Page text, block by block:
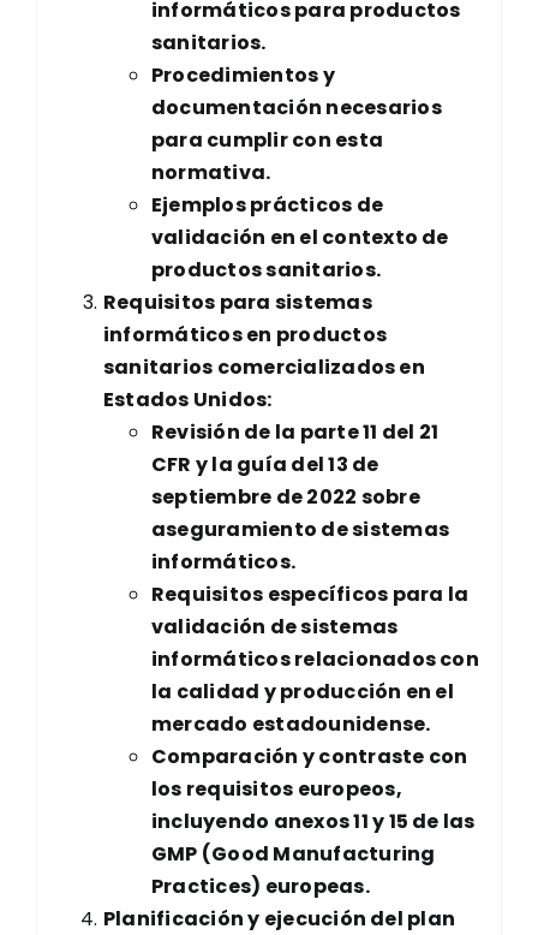
informáticos para productos
sanitarios.
Procedimientos y
documentación necesarios
para cumplir con esta
normativa.
Ejemplos prácticos de
validación en el contexto de
productos sanitarios.
Requisitos para sistemas
informáticos en productos
sanitarios comercializados en
Estados Unidos:
Revisión de la parte 11 del 21
CFR y la guía del 13 de
septiembre de 2022 sobre
aseguramiento de sistemas
informáticos.
Requisitos específicos para la
validación de sistemas
informáticos relacionados con
la calidad y producción en el
mercado estadounidense.
Comparación y contraste con
los requisitos europeos,
incluyendo anexos 11 y 15 de las
GMP (Good Manufacturing
Practices) europeas.
Planificación y ejecución del plan